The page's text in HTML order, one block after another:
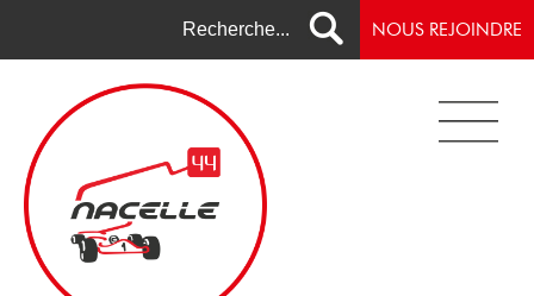
NOUS REJOINDRE